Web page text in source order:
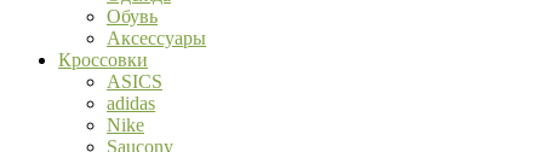
Обувь
Аксессуары
Кроссовки
ASICS
adidas
Nike
Saucony